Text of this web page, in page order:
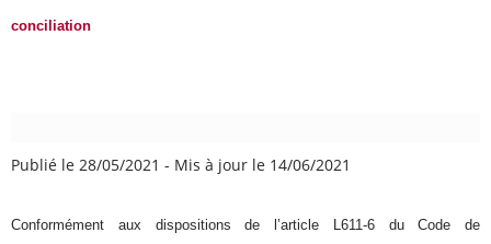
conciliation
Publié le 28/05/2021 - Mis à jour le 14/06/2021
Conformément aux dispositions de l’article L611-6 du Code de